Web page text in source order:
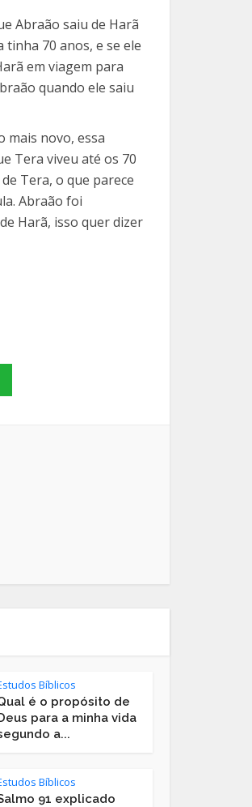
Abraão saiu de Harã
70 anos, e se ele
em viagem para
quando ele saiu
mais novo, essa
Tera viveu até os 70
Tera, o que parece
Abraão foi
Harã, isso quer dizer
Bíblicos
é o propósito de
para a minha vida
a...
Bíblicos
91 explicado